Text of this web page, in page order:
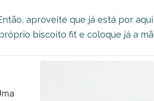
aproveite que já está por
biscoito fit e coloque já a